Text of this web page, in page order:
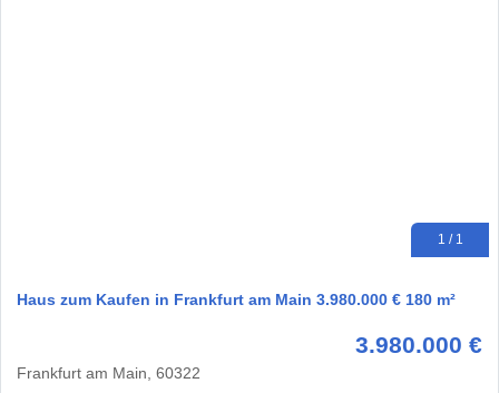
1 / 1
Haus zum Kaufen in Frankfurt am Main 3.980.000 € 180 m²
3.980.000 €
Frankfurt am Main, 60322